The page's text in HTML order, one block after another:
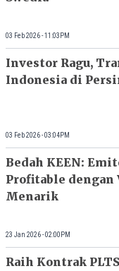
03 Feb 2026 - 11:03PM
Investor Ragu,
Indonesia di
03 Feb 2026 - 03:04PM
Bedah KEEN:
Profitable dengan
Menarik
23 Jan 2026 - 02:00PM
Raih Kontrak